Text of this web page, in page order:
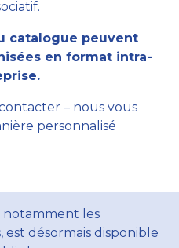
catalogue peuvent
en format intra-
– nous vous
personnalisé
notamment les
désormais disponible